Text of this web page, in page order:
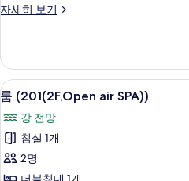
두
자세히 보기
룸
자
세
히
보
기
룸
(201(2F,Open
air
SPA))
사
10
룸 (201(2F,Open air SPA))
강 전망
침실 1개
2명